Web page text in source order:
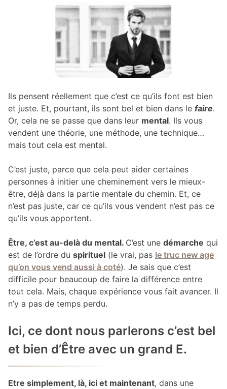
Ils pensent réellement que c’est ce qu’ils font est bien
et juste. Et, pourtant, ils sont bel et bien dans le faire.
Or, cela ne se passe que dans leur mental. Ils vous
vendent une théorie, une méthode, une technique…
mais tout cela est mental.
C’est juste, parce que cela peut aider certaines
personnes à initier une cheminement vers le mieux-
être, déjà dans la partie mentale du chemin. Et, ce
n’est pas juste, car ce qu’ils vous vendent n’est pas ce
qu’ils vous apportent.
Être, c’est au-delà du mental. C’est une démarche qui
est de l’ordre du spirituel (le vrai, pas le truc new age
qu’on vous vend aussi à coté). Je sais que c’est
difficile pour beaucoup de faire la différence entre
tout cela. Mais, chaque expérience vous fait avancer. Il
n’y a pas de temps perdu.
Ici, ce dont nous parlerons c’est bel
et bien d’Être avec un grand E.
Etre simplement, là, ici et maintenant, dans une